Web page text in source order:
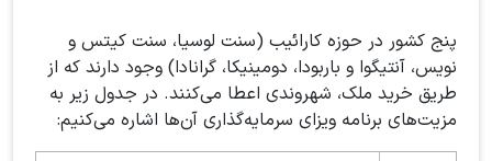
پنج کشور در حوزه کارائیب (سنت لوسیا، سنت کیتس و
نویس، آنتیگوا و باربودا، دومینیکا، گرانادا) وجود دارند که از
طریق خرید ملک، شهروندی اعطا می‌کنند. در جدول زیر به
مزیت‌های برنامه ویزای سرمایه‌گذاری آن‌ها اشاره می‌کنیم: